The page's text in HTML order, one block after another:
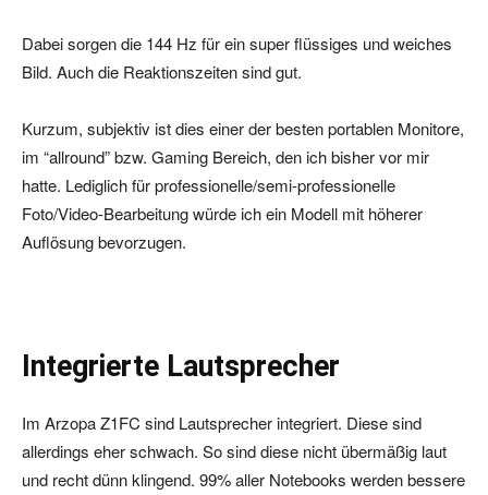
Dabei sorgen die 144 Hz für ein super flüssiges und weiches
Bild. Auch die Reaktionszeiten sind gut.
Kurzum, subjektiv ist dies einer der besten portablen Monitore,
im “allround” bzw. Gaming Bereich, den ich bisher vor mir
hatte. Lediglich für professionelle/semi-professionelle
Foto/Video-Bearbeitung würde ich ein Modell mit höherer
Auflösung bevorzugen.
Integrierte Lautsprecher
Im Arzopa Z1FC sind Lautsprecher integriert. Diese sind
allerdings eher schwach. So sind diese nicht übermäßig laut
und recht dünn klingend. 99% aller Notebooks werden bessere